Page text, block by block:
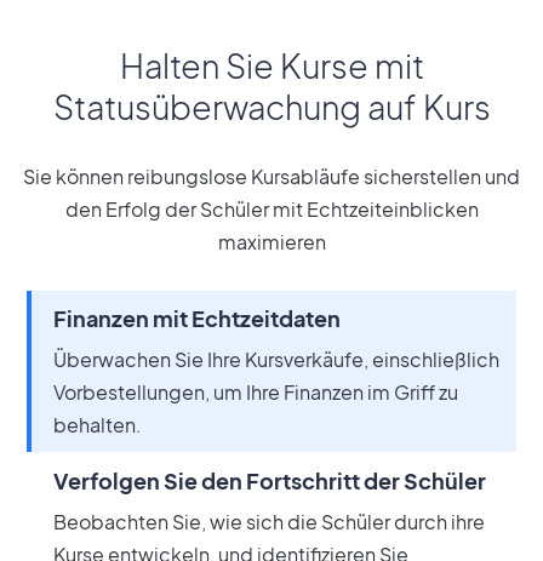
Halten Sie Kurse mit
Statusüberwachung auf Kurs
Sie können reibungslose Kursabläufe sicherstellen und
den Erfolg der Schüler mit Echtzeiteinblicken
maximieren
Finanzen mit Echtzeitdaten
Überwachen Sie Ihre Kursverkäufe, einschließlich
Vorbestellungen, um Ihre Finanzen im Griff zu
behalten.
Verfolgen Sie den Fortschritt der Schüler
Beobachten Sie, wie sich die Schüler durch ihre
Kurse entwickeln, und identifizieren Sie